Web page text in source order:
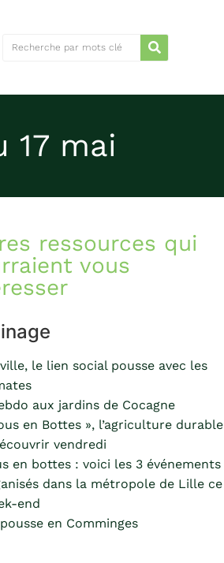
17 mai
ressources qui
vous
le lien social pousse avec les
aux jardins de Cocagne
en Bottes », l’agriculture durable
vendredi
en bottes : voici les 3 événements
dans la métropole de Lille ce
end
en Comminges